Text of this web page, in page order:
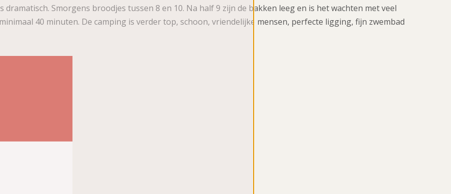
Smorgens broodjes tussen 8 en 10. Na half 9 zijn de bakken leeg en is het wachten met veel
40 minuten. De camping is verder top, schoon, vriendelijke mensen, perfecte ligging, fijn zwembad